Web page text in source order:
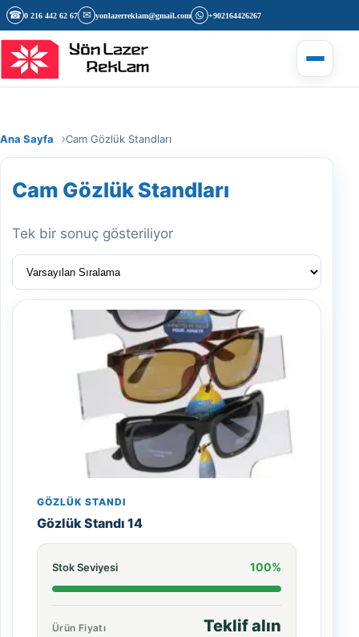
İçeriğe geç
☎ 0 216 442 62 67 ✉ yonlazerreklam@gmail.com +902164426267
Ana Sayfa Cam Gözlük Standları
Cam Gözlük Standları
Tek bir sonuç gösteriliyor
GÖZLÜK STANDI
Gözlük Standı 14
Stok Seviyesi 100%
Ürün Fiyatı Teklif alın